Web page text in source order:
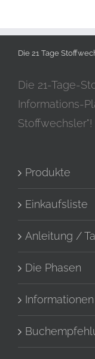
Die 21 Tage
Die 21-Tage-
Informations-
Stoffwechsler"!
Produkte
Einkaufsliste
Anleitung /
Die Phasen
Informationen